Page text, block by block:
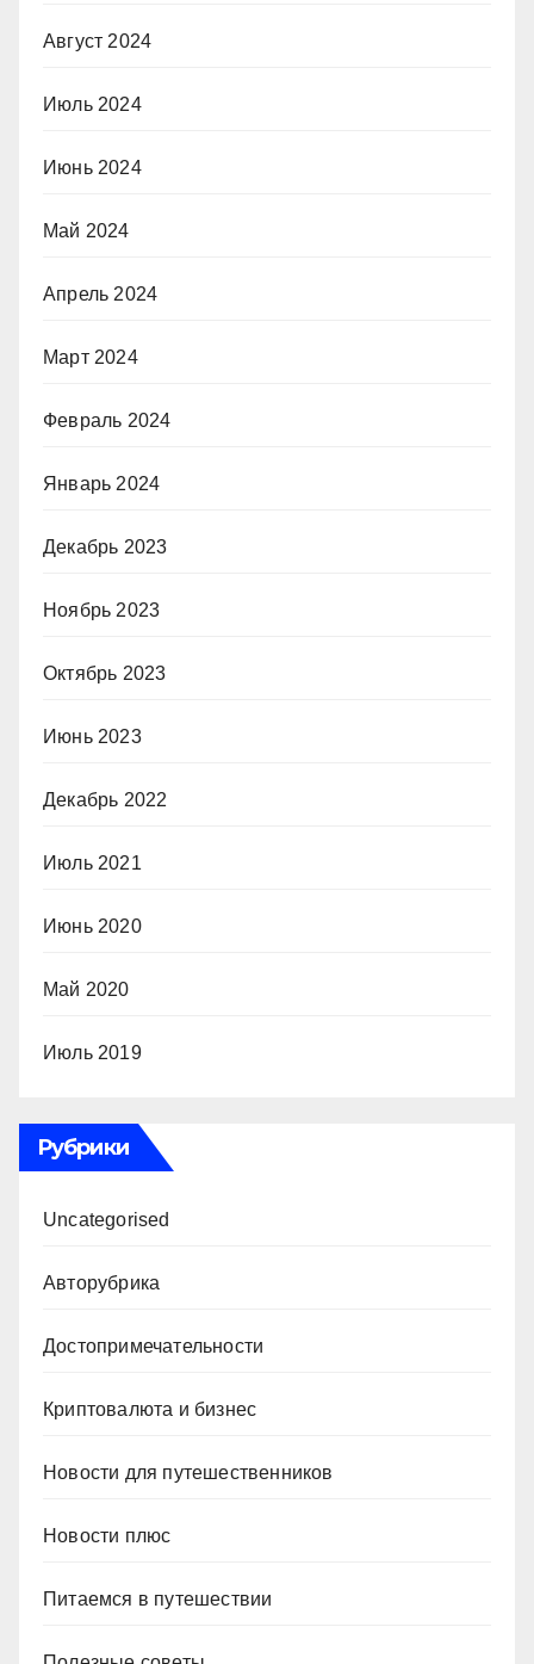
Август 2024
Июль 2024
Июнь 2024
Май 2024
Апрель 2024
Март 2024
Февраль 2024
Январь 2024
Декабрь 2023
Ноябрь 2023
Октябрь 2023
Июнь 2023
Декабрь 2022
Июль 2021
Июнь 2020
Май 2020
Июль 2019
Рубрики
Uncategorised
Авторубрика
Достопримечательности
Криптовалюта и бизнес
Новости для путешественников
Новости плюс
Питаемся в путешествии